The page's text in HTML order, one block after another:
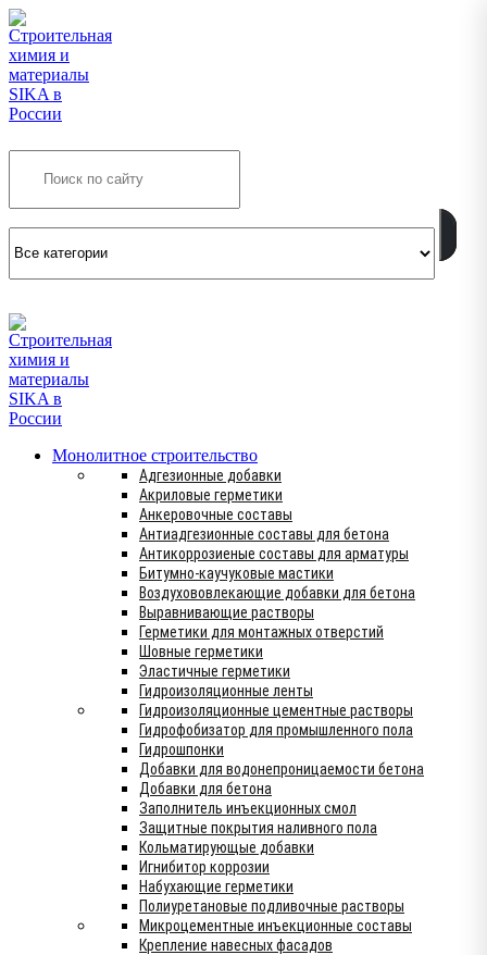
Монолитное строительство
Адгезионные добавки
Акриловые герметики
Анкеровочные составы
Антиадгезионные составы для бетона
Антикоррозиеные составы для арматуры
Битумно-каучуковые мастики
Воздухововлекающие добавки для бетона
Выравнивающие растворы
Герметики для монтажных отверстий
Шовные герметики
Эластичные герметики
Гидроизоляционные ленты
Гидроизоляционные цементные растворы
Гидрофобизатор для промышленного пола
Гидрошпонки
Добавки для водонепроницаемости бетона
Добавки для бетона
Заполнитель инъекционных смол
Защитные покрытия наливного пола
Кольматирующые добавки
Игнибитор коррозии
Набухающие герметики
Полиуретановые подливочные растворы
Микроцементные инъекционные составы
Крепление навесных фасадов